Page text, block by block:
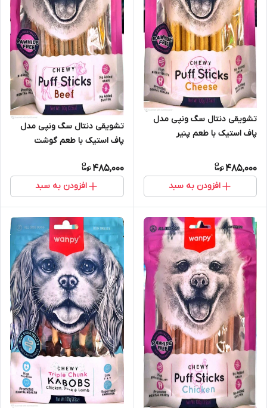
تشویقی دنتال سگ ونپی مدل
پاف استیک با طعم پنیر
485,000
افزودن به سبد
تشویقی دنتال سگ ونپی مدل
پاف استیک با طعم گوشت
485,000
افزودن به سبد